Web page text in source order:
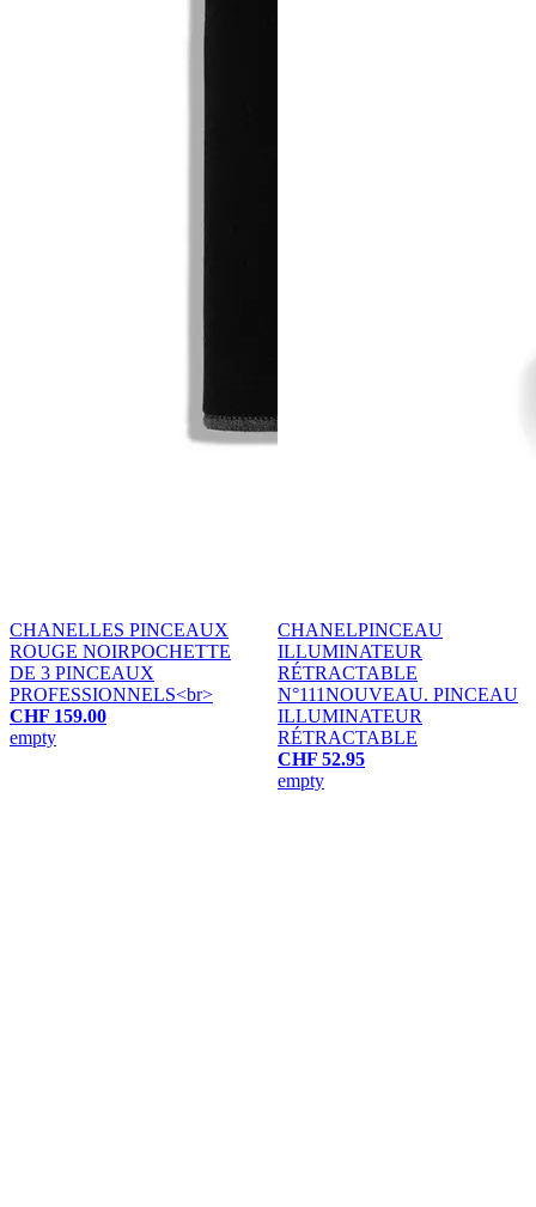
CHANELLES PINCEAUX
ROUGE NOIRPOCHETTE
DE 3 PINCEAUX
PROFESSIONNELS<br>
CHF 159.00
empty
CHANELPINCEAU
ILLUMINATEUR
RÉTRACTABLE
N°111NOUVEAU. PINCEAU
ILLUMINATEUR
RÉTRACTABLE
CHF 52.95
empty